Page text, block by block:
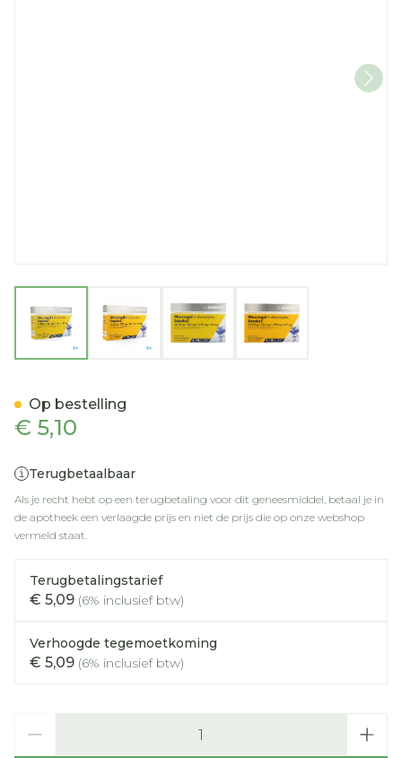
€ 5,10
Terugbetaalbaar
Als je recht hebt op een terugbetaling voor dit geneesmiddel, betaal je in
de apotheek een verlaagde prijs en niet de prijs die op onze webshop
vermeld staat.
Terugbetalingstarief
€ 5,09 (6% inclusief btw)
Verhoogde tegemoetkoming
€ 5,09 (6% inclusief btw)
Op bestelling